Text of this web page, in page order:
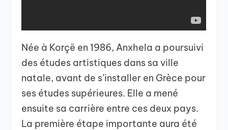
Née à Korçë en 1986, Anxhela a poursuivi
des études artistiques dans sa ville
natale, avant de s’installer en Grèce pour
ses études supérieures. Elle a mené
ensuite sa carrière entre ces deux pays.
La première étape importante aura été